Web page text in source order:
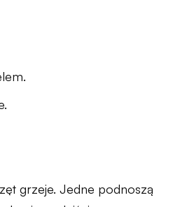
grzeje. Jedne podnoszą